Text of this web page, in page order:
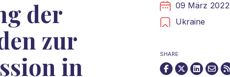
der
zur
in
09 März 2022
Ukraine
SHARE